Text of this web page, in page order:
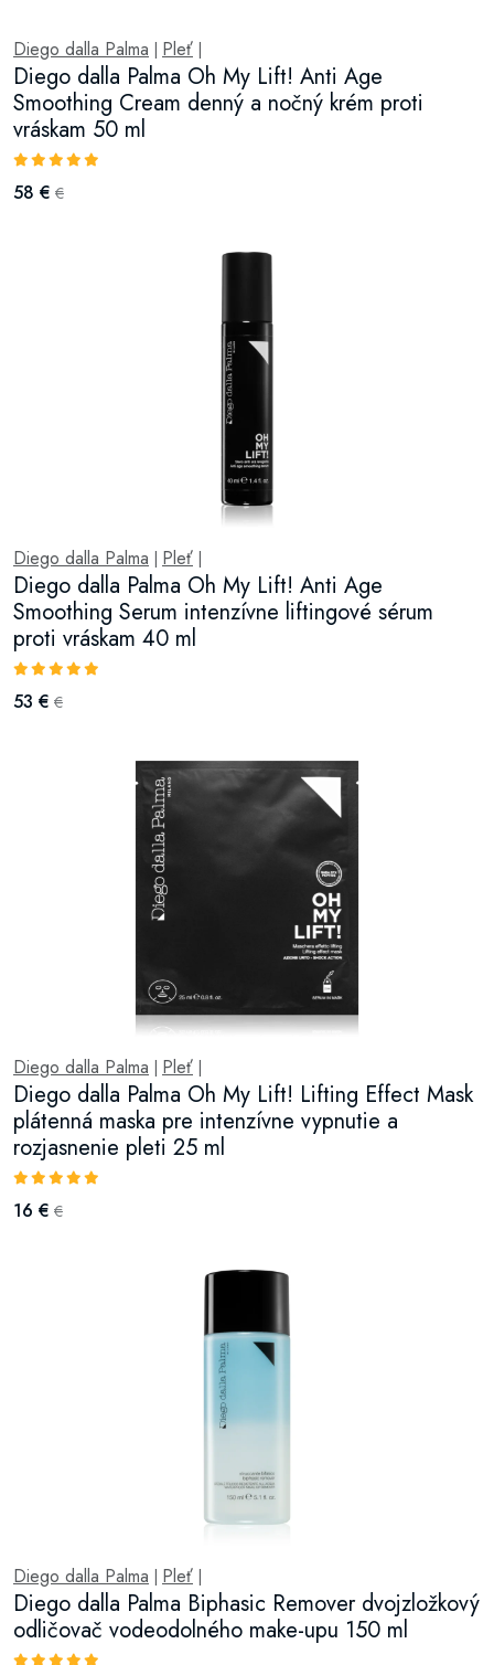
Diego dalla Palma Pleť
Diego dalla Palma Oh My Lift! Anti Age
Smoothing Cream denný a nočný krém proti
vráskam 50 ml
58 € €
Diego dalla Palma Pleť
Diego dalla Palma Oh My Lift! Anti Age
Smoothing Serum intenzívne liftingové sérum
proti vráskam 40 ml
53 € €
Diego dalla Palma Pleť
Diego dalla Palma Oh My Lift! Lifting Effect Mask
plátenná maska pre intenzívne vypnutie a
rozjasnenie pleti 25 ml
16 € €
Diego dalla Palma Pleť
Diego dalla Palma Biphasic Remover dvojzložkový
odličovač vodeodolného make-upu 150 ml